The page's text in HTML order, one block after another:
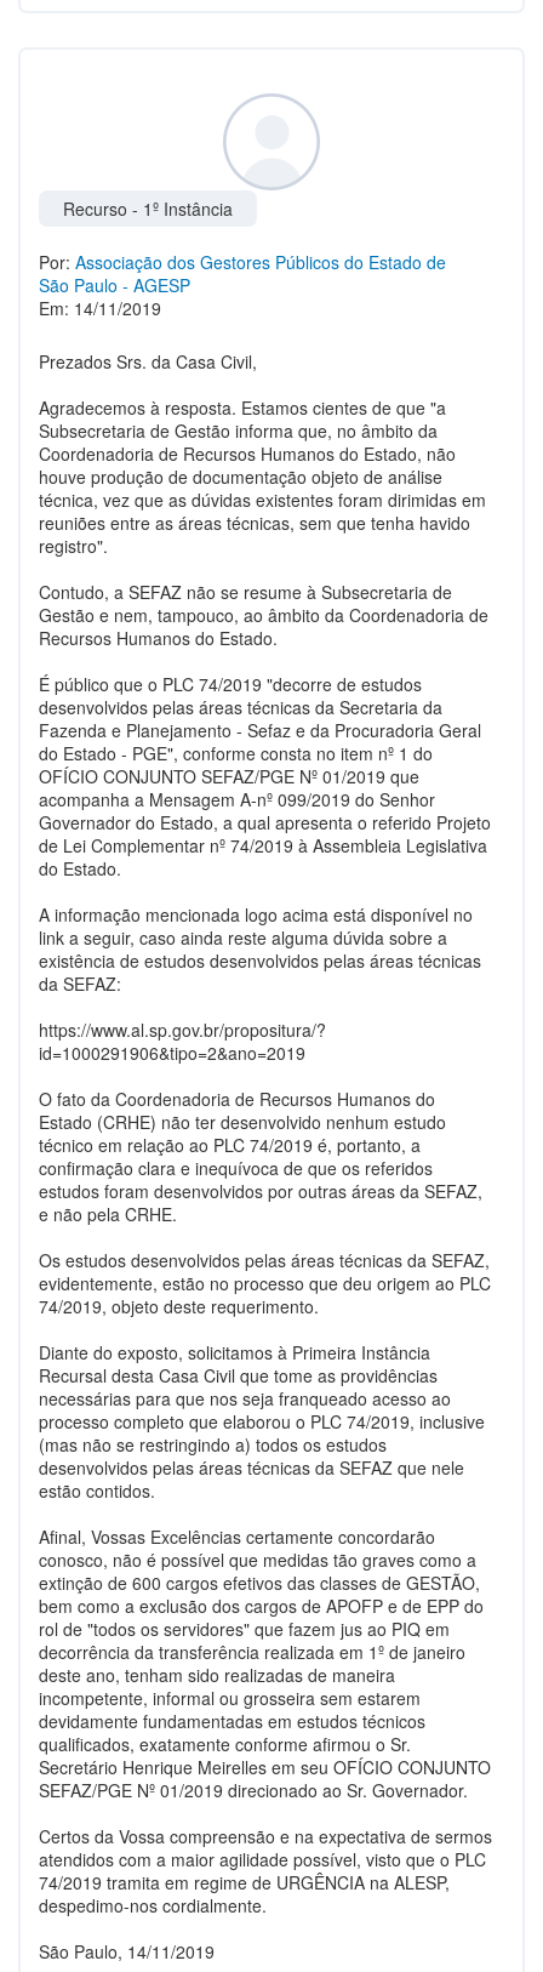
Recurso - 1º Instância
Por: Associação dos Gestores Públicos do Estado de
São Paulo - AGESP
Em: 14/11/2019
Prezados Srs. da Casa Civil,
Agradecemos à resposta. Estamos cientes de que "a
Subsecretaria de Gestão informa que, no âmbito da
Coordenadoria de Recursos Humanos do Estado, não
houve produção de documentação objeto de análise
técnica, vez que as dúvidas existentes foram dirimidas em
reuniões entre as áreas técnicas, sem que tenha havido
registro".
Contudo, a SEFAZ não se resume à Subsecretaria de
Gestão e nem, tampouco, ao âmbito da Coordenadoria de
Recursos Humanos do Estado.
É público que o PLC 74/2019 "decorre de estudos
desenvolvidos pelas áreas técnicas da Secretaria da
Fazenda e Planejamento - Sefaz e da Procuradoria Geral
do Estado - PGE", conforme consta no item nº 1 do
OFÍCIO CONJUNTO SEFAZ/PGE Nº 01/2019 que
acompanha a Mensagem A-nº 099/2019 do Senhor
Governador do Estado, a qual apresenta o referido Projeto
de Lei Complementar nº 74/2019 à Assembleia Legislativa
do Estado.
A informação mencionada logo acima está disponível no
link a seguir, caso ainda reste alguma dúvida sobre a
existência de estudos desenvolvidos pelas áreas técnicas
da SEFAZ:
https://www.al.sp.gov.br/propositura/?
id=1000291906&tipo=2&ano=2019
O fato da Coordenadoria de Recursos Humanos do
Estado (CRHE) não ter desenvolvido nenhum estudo
técnico em relação ao PLC 74/2019 é, portanto, a
confirmação clara e inequívoca de que os referidos
estudos foram desenvolvidos por outras áreas da SEFAZ,
e não pela CRHE.
Os estudos desenvolvidos pelas áreas técnicas da SEFAZ,
evidentemente, estão no processo que deu origem ao PLC
74/2019, objeto deste requerimento.
Diante do exposto, solicitamos à Primeira Instância
Recursal desta Casa Civil que tome as providências
necessárias para que nos seja franqueado acesso ao
processo completo que elaborou o PLC 74/2019, inclusive
(mas não se restringindo a) todos os estudos
desenvolvidos pelas áreas técnicas da SEFAZ que nele
estão contidos.
Afinal, Vossas Excelências certamente concordarão
conosco, não é possível que medidas tão graves como a
extinção de 600 cargos efetivos das classes de GESTÃO,
bem como a exclusão dos cargos de APOFP e de EPP do
rol de "todos os servidores" que fazem jus ao PIQ em
decorrência da transferência realizada em 1º de janeiro
deste ano, tenham sido realizadas de maneira
incompetente, informal ou grosseira sem estarem
devidamente fundamentadas em estudos técnicos
qualificados, exatamente conforme afirmou o Sr.
Secretário Henrique Meirelles em seu OFÍCIO CONJUNTO
SEFAZ/PGE Nº 01/2019 direcionado ao Sr. Governador.
Certos da Vossa compreensão e na expectativa de sermos
atendidos com a maior agilidade possível, visto que o PLC
74/2019 tramita em regime de URGÊNCIA na ALESP,
despedimo-nos cordialmente.
São Paulo, 14/11/2019